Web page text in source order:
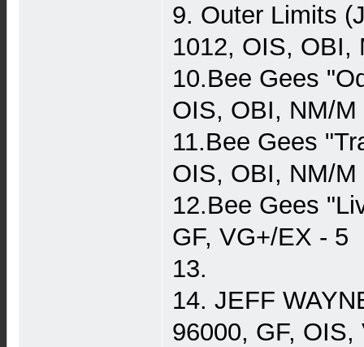
9. Outer Limits
1012, OIS, OBI,
10.Bee Gees
OIS, OBI, NM/M
11.Bee Gees
OIS, OBI, NM/M
12.Bee Gees
GF, VG+/EX - 5
13.
14. JEFF
96000, GF, OIS,